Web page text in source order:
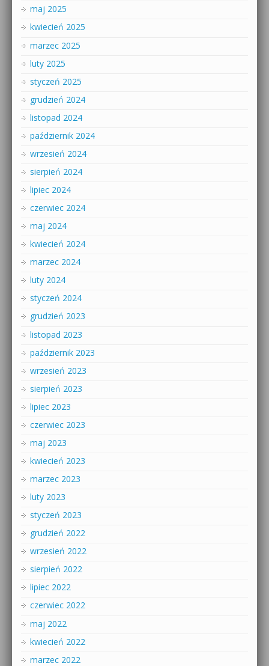
maj 2025
kwiecień 2025
marzec 2025
luty 2025
styczeń 2025
grudzień 2024
listopad 2024
październik 2024
wrzesień 2024
sierpień 2024
lipiec 2024
czerwiec 2024
maj 2024
kwiecień 2024
marzec 2024
luty 2024
styczeń 2024
grudzień 2023
listopad 2023
październik 2023
wrzesień 2023
sierpień 2023
lipiec 2023
czerwiec 2023
maj 2023
kwiecień 2023
marzec 2023
luty 2023
styczeń 2023
grudzień 2022
wrzesień 2022
sierpień 2022
lipiec 2022
czerwiec 2022
maj 2022
kwiecień 2022
marzec 2022